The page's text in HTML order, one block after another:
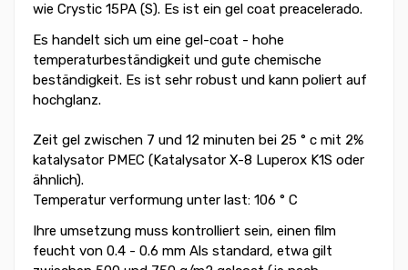
wie Crystic 15PA (S). Es ist ein gel coat preacelerado.
Es handelt sich um eine gel-coat - hohe
temperaturbeständigkeit und gute chemische
beständigkeit. Es ist sehr robust und kann poliert auf
hochglanz.
Zeit gel zwischen 7 und 12 minuten bei 25 ° c mit 2%
katalysator PMEC (Katalysator X-8 Luperox K1S oder
ähnlich).
Temperatur verformung unter last: 106 ° C
Ihre umsetzung muss kontrolliert sein, einen film
feucht von 0.4 - 0.6 mm Als standard, etwa gilt